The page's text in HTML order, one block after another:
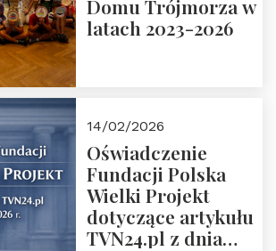
Łuczewski
Domu Trójmorza w
latach 2023-2026
14/02/2026
Oświadczenie
Fundacji Polska
Wielki Projekt
dotyczące artykułu
TVN24.pl z dnia